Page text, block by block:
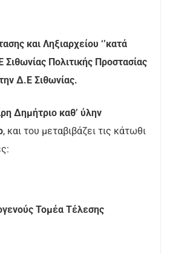
και Ληξιαρχείου ‘’κατά
Σιθωνίας Πολιτικής Προστασίας
την Δ.Ε Σιθωνίας.
Δημήτριο καθ’ ύλην
, και του μεταβιβάζει τις κάτωθι
Τομέα Τέλεσης